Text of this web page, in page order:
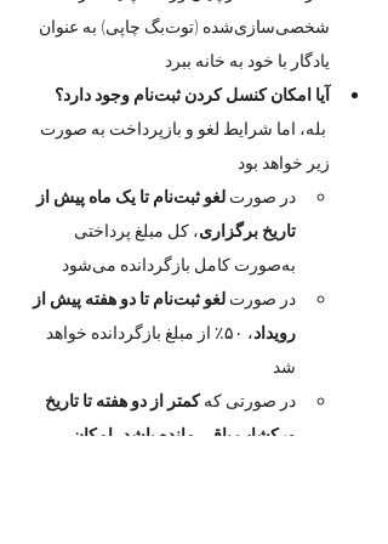
شخصی‌سازی‌شده (توت‌بگ چاپی) به عنوان
یادگار با خود به خانه ببرد
آیا امکان کنسل کردن ثبت‌نام وجود دارد؟
بله، اما شرایط لغو و بازپرداخت به صورت
زیر خواهد بود
در صورت
لغو ثبت‌نام تا یک ماه پیش از
تاریخ برگزاری، کل مبلغ پرداختی
به‌صورت کامل بازگردانده می‌شود
در صورت
لغو ثبت‌نام تا دو هفته پیش از
رویداد
، ۵۰٪ از مبلغ بازگردانده خواهد
شد
در صورتی که کمتر از دو هفته تا تاریخ
ورکشاپ باقی مانده باشد، امکان